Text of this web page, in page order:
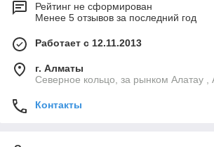
Рейтинг не сформирован
Менее 5 отзывов за последний год
Работает с 12.11.2013
г. Алматы
Северное кольцо, за рынком Алатау ,
Контакты